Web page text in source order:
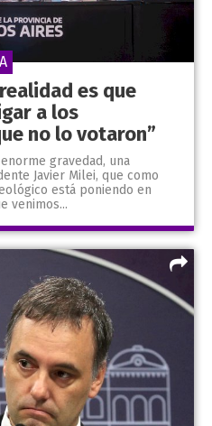
es que
a los
no lo votaron”
gravedad, una
Javier Milei, que como
está poniendo en
venimos...